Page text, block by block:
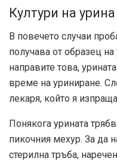
Култури на урина
В повечето случаи
получава от образец на
направите това,
време на уриниране.
лекаря, който я
Понякога урината
пикочния мехур. За да
стерилна тръба,